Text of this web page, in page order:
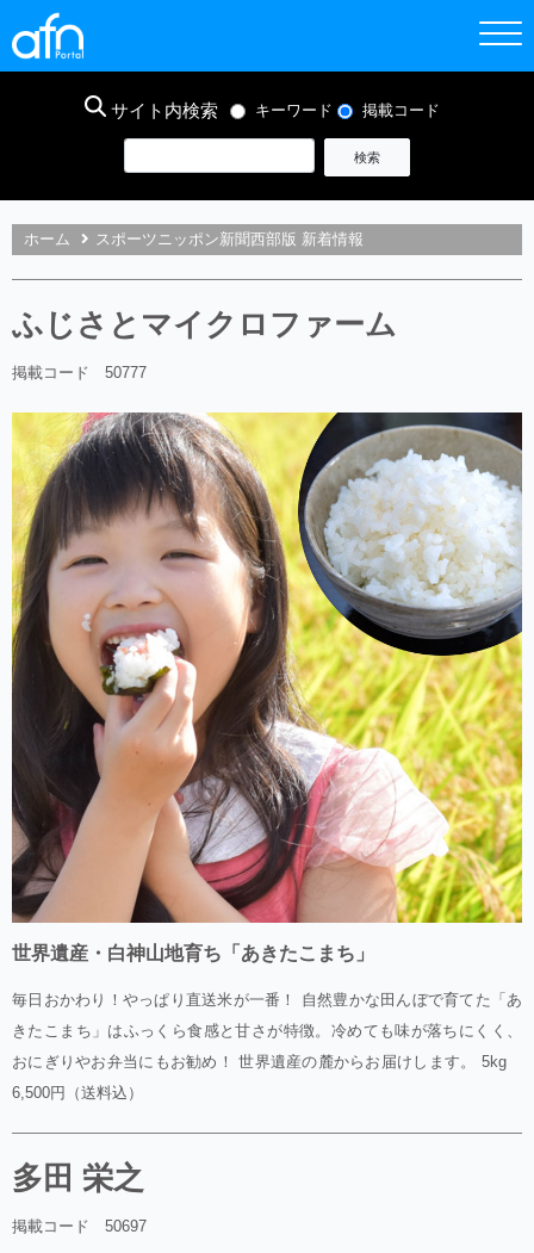
サイト内検索 キーワード 掲載コード
ホーム スポーツニッポン新聞西部版 新着情報
ふじさとマイクロファーム
掲載コード 50777
世界遺産・白神山地育ち「あきたこまち」
毎日おかわり！やっぱり直送米が一番！ 自然豊かな田んぼで育てた「あ
きたこまち」はふっくら食感と甘さが特徴。冷めても味が落ちにくく、
おにぎりやお弁当にもお勧め！ 世界遺産の麓からお届けします。 5kg
6,500円（送料込）
多田 栄之
掲載コード 50697